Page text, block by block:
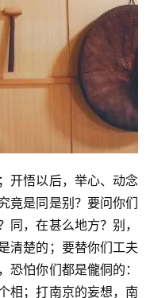
开悟以后，举心、动念
竟是同是别？要问你们
同，在甚么地方？别，
清楚的；要替你们工夫
恐怕你们都是儱侗的：
相；打南京的妄想，南